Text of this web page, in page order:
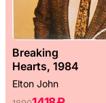
Breaking
Hearts, 1984
Elton John